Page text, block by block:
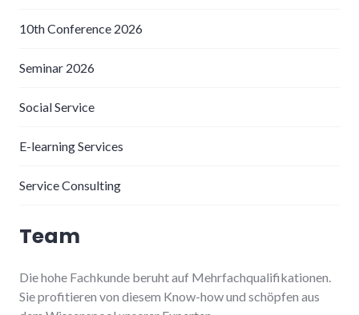
10th Conference 2026
Seminar 2026
Social Service
E-learning Services
Service Consulting
Team
Die hohe Fachkunde beruht auf Mehrfachqualifikationen.
Sie profitieren von diesem Know-how und schöpfen aus